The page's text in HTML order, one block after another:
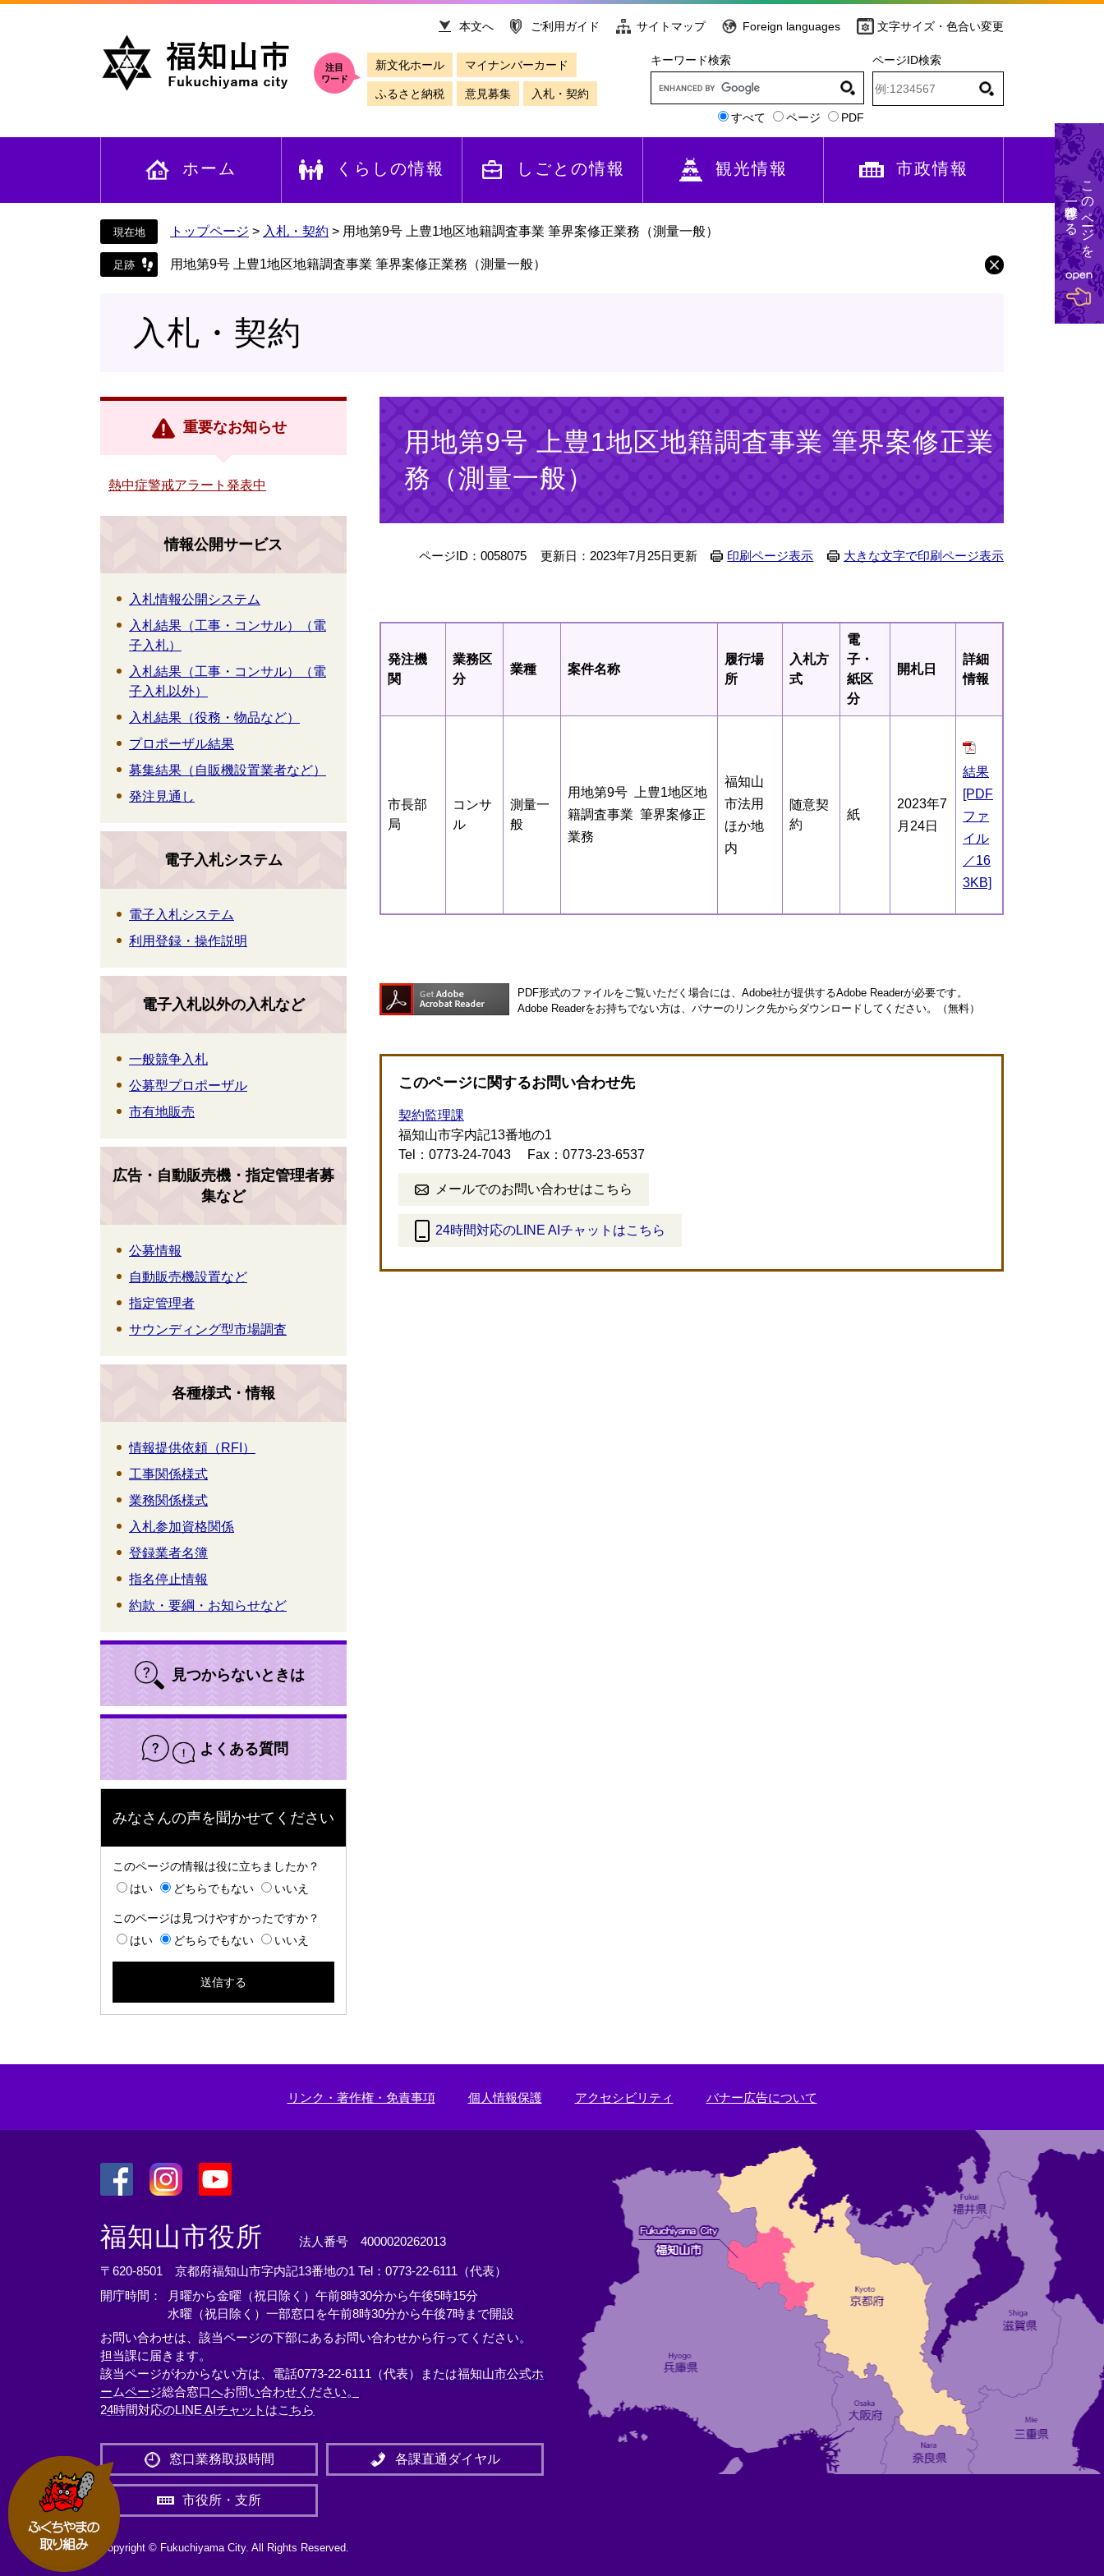
文
本文へ ご利用ガイド サイトマップ Foreign languages 文字サイズ・色合い変更
注目
ワード
新文化ホール マイナンバーカード
ふるさと納税 意見募集 入札・契約
キーワード検索
すべて ページ PDF
ページID検索
ホーム くらしの情報 しごとの情報 観光情報 市政情報
トップページ > 入札・契約 > 用地第9号 上豊1地区地籍調査事業 筆界案修正業務（測量一般）
用地第9号 上豊1地区地籍調査事業 筆界案修正業務（測量一般）
入札・契約
用地第9号 上豊1地区地籍調査事業 筆界案修正業
務（測量一般）
ページID：0058075 更新日：2023年7月25日更新 印刷ページ表示 大きな文字で印刷ページ表示
発注機
関
業務区
分
業種 案件名称
履行場
所
入札方
式
電
子・
紙区
分
開札日
詳細
情報
市長部
局
コンサ
ル
測量一
般
用地第9号 上豊1地区地
籍調査事業 筆界案修正
業務
福知山
市法用
ほか地
内
随意契
約
紙
2023年7
月24日
結果
[PDF
ファ
イル
／16
3KB]
PDF形式のファイルをご覧いただく場合には、Adobe社が提供するAdobe Readerが必要です。
Adobe Readerをお持ちでない方は、バナーのリンク先からダウンロードしてください。（無料）
このページに関するお問い合わせ先
契約監理課
福知山市字内記13番地の1
Tel：0773-24-7043
Fax：0773-23-6537
メールでのお問い合わせはこちら
24時間対応のLINE AIチャットはこちら
外
重要なお知らせ
熱中症警戒アラート発表中
情報公開サービス
入札情報公開システム
入札結果（工事・コンサル）（電
子入札）
入札結果（工事・コンサル）（電
子入札以外）
入札結果（役務・物品など）
プロポーザル結果
募集結果（自販機設置業者など）
発注見通し
電子入札システム
電子入札システム
利用登録・操作説明
電子入札以外の入札など
一般競争入札
公募型プロポーザル
市有地販売
広告・自動販売機・指定管理者募
集など
公募情報
自動販売機設置など
指定管理者
サウンディング型市場調査
各種様式・情報
情報提供依頼（RFI）
工事関係様式
業務関係様式
入札参加資格関係
登録業者名簿
指名停止情報
約款・要綱・お知らせなど
見つからないときは
よくある質問
みなさんの声を聞かせてください
このページの情報は役に立ちましたか？
はい
どちらでもない いいえ
このページは見つけやすかったですか？
はい
どちらでもない いいえ
リンク・著作権・免責事項 個人情報保護 アクセシビリティ バナー広告について
外
部
リ
ン
ク
外
部
リ
ン
ク
外
部
リ
ン
ク
＞
福知山市役所 法人番号 4000020262013
〒620-8501 京都府福知山市字内記13番地の1 Tel：0773-22-6111（代表）
開庁時間： 月曜から金曜（祝日除く）午前8時30分から午後5時15分
水曜（祝日除く）一部窓口を午前8時30分から午後7時まで開設
お問い合わせは、該当ページの下部にあるお問い合わせから行ってください。
担当課に届きます。
該当ページがわからない方は、電話0773-22-6111（代表）または福知山市公式ホ
ームページ総合窓口へお問い合わせください。
24時間対応のLINE AIチャットはこちら
外
部
リ
窓口業務取扱時間 各課直通ダイヤル
市役所・支所
Copyright © Fukuchiyama City. All Rights Reserved.
このページを
一時保存する